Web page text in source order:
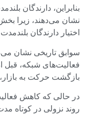
بنابراین، دارندگان
نشان می‌دهند، زیرا
اختیار دارندگان
سوابق تاریخی نشان
فعالیت‌های شبکه،
بازگشت حرکت به
در حالی که کاهش
روند نزولی در کوتاه